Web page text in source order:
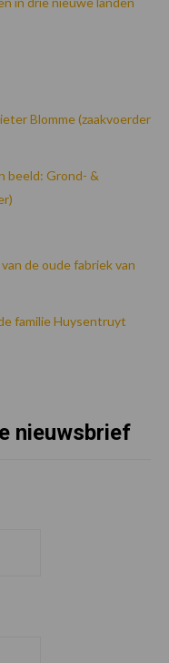
Blomme (zaakvoerder
beeld: Grond- &
de oude fabriek van
familie Huysentruyt
nieuwsbrief